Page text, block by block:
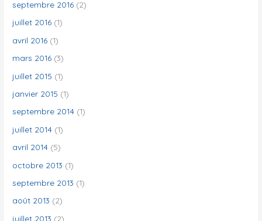
septembre 2016 (2)
juillet 2016 (1)
avril 2016 (1)
mars 2016 (3)
juillet 2015 (1)
janvier 2015 (1)
septembre 2014 (1)
juillet 2014 (1)
avril 2014 (5)
octobre 2013 (1)
septembre 2013 (1)
août 2013 (2)
juillet 2013 (2)